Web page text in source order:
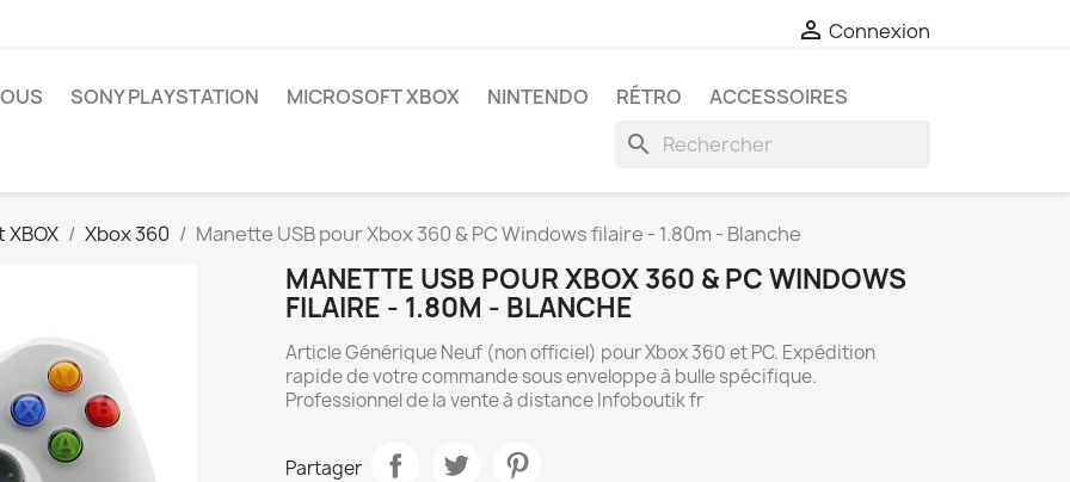
 Connexion
SONY PLAYSTATION MICROSOFT XBOX NINTENDO RÉTRO ACCESSOIRES
search
Xbox 360 Manette USB pour Xbox 360 & PC Windows filaire - 1.80m - Blanche
MANETTE USB POUR XBOX 360 & PC WINDOWS
FILAIRE - 1.80M - BLANCHE
Article Générique Neuf (non officiel) pour Xbox 360 et PC. Expédition
rapide de votre commande sous enveloppe à bulle spécifique.
Professionnel de la vente à distance Infoboutik fr
Partager